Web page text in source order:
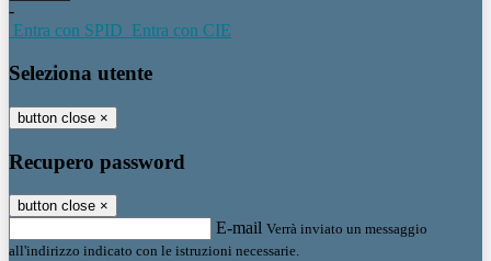
-
Entra con SPID Entra con CIE
Seleziona utente
button close ×
Recupero password
button close ×
E-mail Verrà inviato un messaggio
all'indirizzo indicato con le istruzioni necessarie.